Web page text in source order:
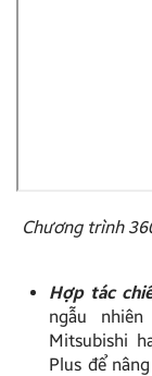
Chương trình
Hợp tác
ngẫu
Mitsubishi
Plus để